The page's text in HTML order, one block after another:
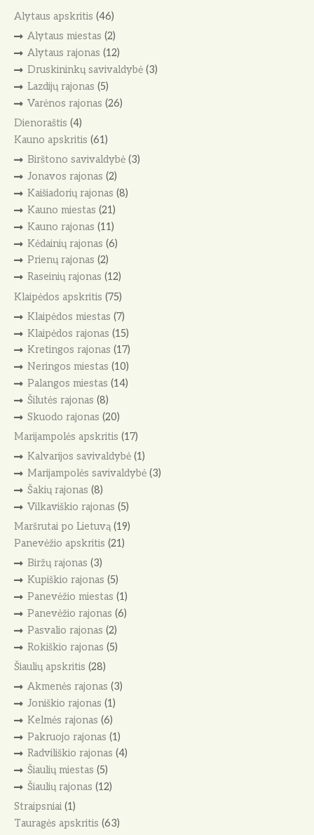
Alytaus apskritis (46)
Alytaus miestas (2)
Alytaus rajonas (12)
Druskininkų savivaldybė(3)
Lazdijų rajonas (5)
Varėnos rajonas (26)
Dienoraštis (4)
Kauno apskritis (61)
Birštono savivaldybė(3)
Jonavos rajonas (2)
Kaišiadorių rajonas (8)
Kauno miestas (21)
Kauno rajonas (11)
Kėdainių rajonas (6)
Prienų rajonas (2)
Raseinių rajonas (12)
Klaipėdos apskritis (75)
Klaipėdos miestas (7)
Klaipėdos rajonas (15)
Kretingos rajonas (17)
Neringos miestas (10)
Palangos miestas (14)
Šilutės rajonas (8)
Skuodo rajonas (20)
Marijampolės apskritis (17)
Kalvarijos savivaldybė(1)
Marijampolės savivaldybė(3)
Šakių rajonas (8)
Vilkaviškio rajonas (5)
Maršrutai po Lietuvą(19)
Panevėžio apskritis (21)
Biržų rajonas (3)
Kupiškio rajonas (5)
Panevėžio miestas (1)
Panevėžio rajonas (6)
Pasvalio rajonas (2)
Rokiškio rajonas (5)
Šiaulių apskritis (28)
Akmenės rajonas (3)
Joniškio rajonas (1)
Kelmės rajonas (6)
Pakruojo rajonas (1)
Radviliškio rajonas (4)
Šiaulių miestas (5)
Šiaulių rajonas (12)
Straipsniai (1)
Tauragės apskritis (63)